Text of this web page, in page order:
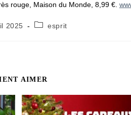
rouge, Maison du Monde, 8,99 €.
2025
Postesprit
AIMER